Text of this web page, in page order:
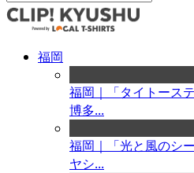
福岡
福岡｜「タイトース
博多...
福岡｜「光と風のシ
ヤシ...